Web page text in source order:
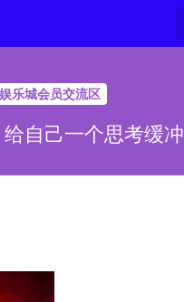
乐城会员交流区
自己一个思考缓冲